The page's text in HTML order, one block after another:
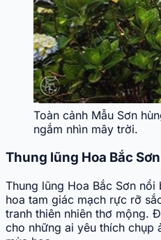
Toàn cảnh Mẫu Sơn
ngắm nhìn mây trời.
Thung lũng Hoa Bắc Sơn
Thung lũng Hoa Bắc Sơn
hoa tam giác mạch rực rỡ
tranh thiên nhiên thơ mộng.
cho những ai yêu thích chụp